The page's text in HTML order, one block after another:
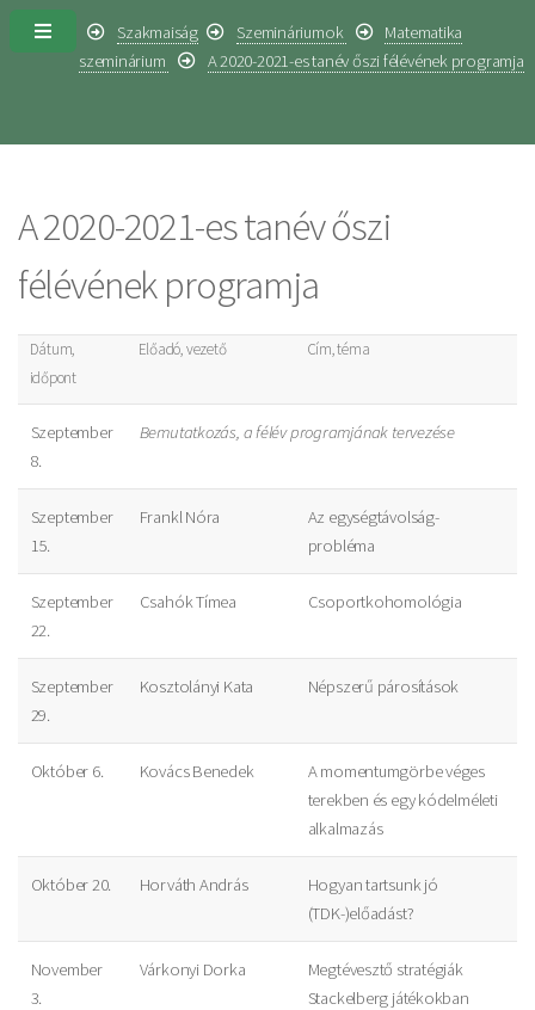
Szakmaiság Szemináriumok
Matematika
szeminárium
A 2020-2021-es tanév őszi félévének programja
A 2020-2021-es tanév őszi
félévének programja
Dátum,
időpont
Előadó, vezető Cím, téma
Szeptember
8.
Bemutatkozás, a félév programjának tervezése
Szeptember
15.
Frankl Nóra
Az egységtávolság-
probléma
Szeptember
22.
Csahók Tímea Csoportkohomológia
Szeptember
29.
Kosztolányi Kata Népszerű párosítások
Október 6. Kovács Benedek
A momentumgörbe véges
terekben és egy kódelméleti
alkalmazás
Október 20. Horváth András
Hogyan tartsunk jó
(TDK-)előadást?
November
3.
Várkonyi Dorka
Megtévesztő stratégiák
Stackelberg játékokban